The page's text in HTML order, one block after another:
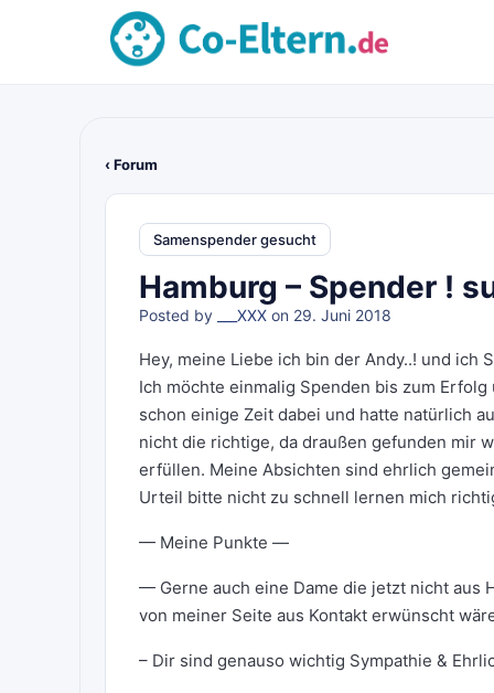
‹ Forum
Samenspender gesucht
Hamburg – Spender !
Posted by ___XXX on 29. Juni 2018
Hey, meine Liebe ich bin der Andy..! und ich
Ich möchte einmalig Spenden bis zum
schon einige Zeit dabei und hatte natürlich
nicht die richtige, da draußen gefunden mir
erfüllen. Meine Absichten sind ehrlich
Urteil bitte nicht zu schnell lernen mich
— Meine Punkte —
— Gerne auch eine Dame die jetzt nicht aus
von meiner Seite aus Kontakt erwünscht
– Dir sind genauso wichtig Sympathie &